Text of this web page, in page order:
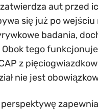
aut przed
się już po wejściu
badania,
Obok tego
z
nie jest
perspektywę